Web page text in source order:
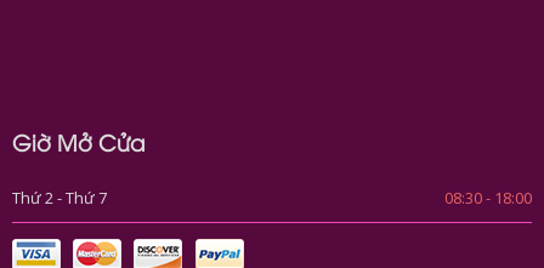
Giờ Mở Cửa
Thứ 2 - Thứ 7 08:30 - 18:00